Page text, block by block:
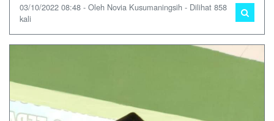
03/10/2022 08:48 - Oleh Novia Kusumaningsih - Dilihat 858
kali